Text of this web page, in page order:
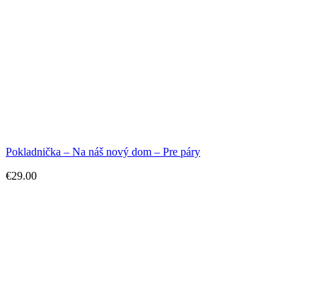
Pokladnička – Na náš nový dom – Pre páry
€29.00